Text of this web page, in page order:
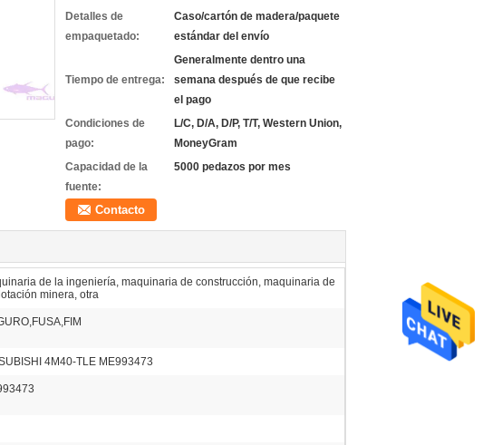
Detalles de
empaquetado:
Caso/cartón de madera/paquete
estándar del envío
Tiempo de entrega:
Generalmente dentro una
semana después de que recibe
el pago
Condiciones de
pago:
L/C, D/A, D/P, T/T, Western Union,
MoneyGram
Capacidad de la
fuente:
5000 pedazos por mes
Contacto
de la ingeniería, maquinaria de construcción, maquinaria de
minera, otra
4M40-TLE ME993473